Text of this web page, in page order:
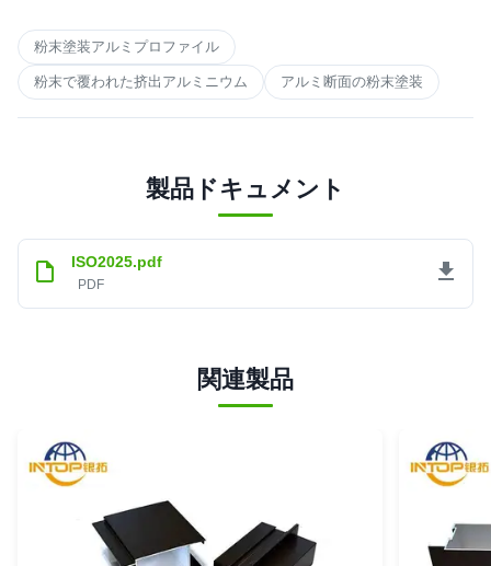
粉末塗装アルミプロファイル
粉末で覆われた挤出アルミニウム アルミ断面の粉末塗装
製品ドキュメント
ISO2025.pdf
PDF
関連製品